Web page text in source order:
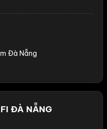
Đà Nẵng
ĐÀ NẴNG